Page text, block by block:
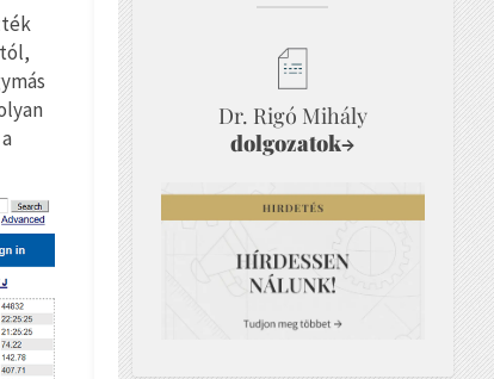
Dr. Rigó Mihály
dolgozatok→